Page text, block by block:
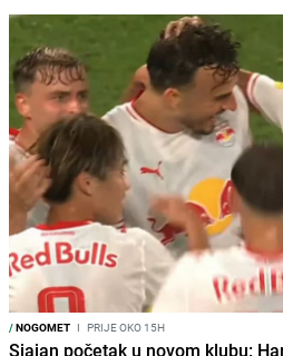
/NOGOMET I PRIJE OKO 15H
Sjajan početak u novom klubu: